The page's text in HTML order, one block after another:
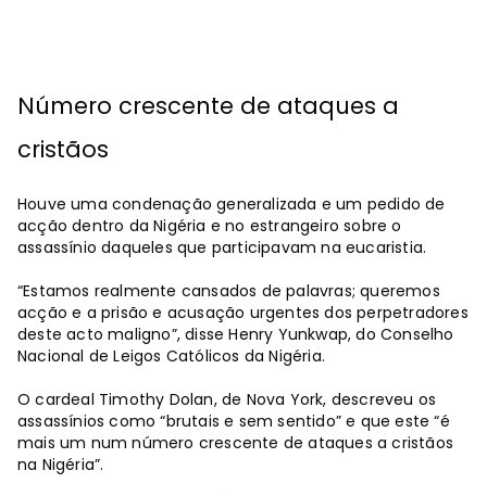
Número crescente de ataques a
cristãos
Houve uma condenação generalizada e um pedido de
acção dentro da Nigéria e no estrangeiro sobre o
assassínio daqueles que participavam na eucaristia.
“Estamos realmente cansados de palavras; queremos
acção e a prisão e acusação urgentes dos perpetradores
deste acto maligno”, disse Henry Yunkwap, do Conselho
Nacional de Leigos Católicos da Nigéria.
O cardeal Timothy Dolan, de Nova York, descreveu os
assassínios como “brutais e sem sentido” e que este “é
mais um num número crescente de ataques a cristãos
na Nigéria”.